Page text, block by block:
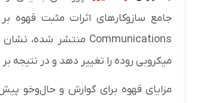
Communications منتشر شده، نشان می‌دهد مصرف منظم قهوه، چه
میکروبی روده را تغییر دهد و در نتیجه
مزایای قهوه برای گوارش و حال‌وخو